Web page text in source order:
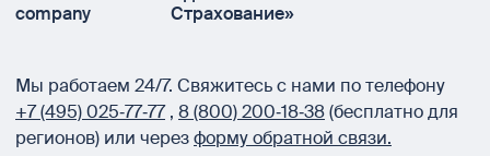
company
Страхование»
Мы работаем 24/7. Свяжитесь с нами по телефону
+7 (495) 025‑77‑77 , 8 (800) 200‑18‑38(бесплатно для
регионов) или черезформу обратной связи.